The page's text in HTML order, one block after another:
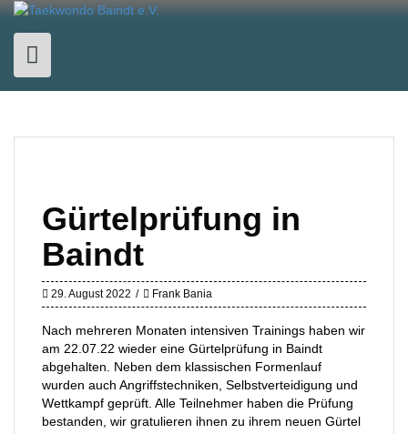
Skip
content
Gürtelprüfung in
Baindt
29. August 2022 Frank Bania
Nach mehreren Monaten intensiven Trainings haben wir
am 22.07.22 wieder eine Gürtelprüfung in Baindt
abgehalten. Neben dem klassischen Formenlauf
wurden auch Angriffstechniken, Selbstverteidigung und
Wettkampf geprüft. Alle Teilnehmer haben die Prüfung
bestanden, wir gratulieren ihnen zu ihrem neuen Gürtel